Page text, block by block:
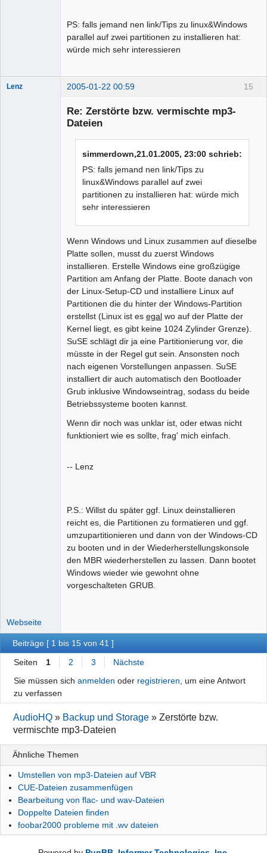
PS: falls jemand nen link/Tips zu linux&Windows
parallel auf zwei partitionen zu installieren hat:
würde mich sehr interessieren
15
Lenz 2005-01-22 00:59
Re: Zerstörte bzw. vermischte mp3-
Dateien
simmerdown,21.01.2005, 23:00 schrieb:
PS: falls jemand nen link/Tips zu
linux&Windows parallel auf zwei
partitionen zu installieren hat: würde mich
sehr interessieren
Wenn Windows und Linux zusammen auf dieselbe
Platte sollen, musst du zuerst Windows
installieren. Erstelle Windows eine großzügige
Partition am Anfang der Platte. Boote danach von
der Linux-Setup-CD und installiere Linux auf
Partitionen die du hinter der Windows-Partition
erstellst (Linux ist es egal wo auf der Platte der
Kernel liegt, es gibt keine 1024 Zylinder Grenze).
SuSE schlägt dir ja eine Partitionierung vor, die
müsste in der Regel gut sein. Ansonsten noch
nach eigenen Vorstellungen anpassen. SuSE
installiert dir auch automatisch den Bootloader
Grub inklusive Windowseintrag, sodass du beide
Betriebssysteme booten kannst.
Wenn dir noch was unklar ist, oder etwas nicht
funktioniert wie es sollte, frag' mich einfach.
-- Lenz
P.S.: Willst du später ggf. Linux deinstallieren
reicht es, die Partitionen zu formatieren und ggf.
umzupartitionieren und dann von der Windows-CD
zu booten und in der Wiederherstellungskonsole
den MBR wiederherstellen zu lassen. Dann bootet
Windows wieder wie gewohnt ohne
vorgeschalteten GRUB.
Webseite
Beiträge [ 1 bis 15 von 41 ]
Seiten 1 2 3
Nächste
Sie müssen sich anmelden oder registrieren , um eine Antwort
zu verfassen
AudioHQ » Backup und Storage »Zerstörte bzw.
vermischte mp3-Dateien
Ähnliche Themen
Umstellen von mp3-Dateien auf VBR
CUE-Dateien zusammenfügen
Bearbeitung von flac- und wav-Dateien
Doppelte Dateien finden
foobar2000 probleme mit .wv dateien